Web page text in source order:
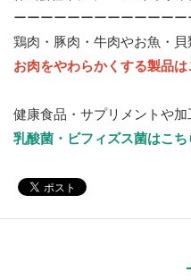
ーーーーーーーーーーーーー
鶏肉・豚肉・牛肉やお魚・貝
お肉をやわらかくする製品は
健康食品・サプリメントや
乳酸菌・ビフィズス菌はこち